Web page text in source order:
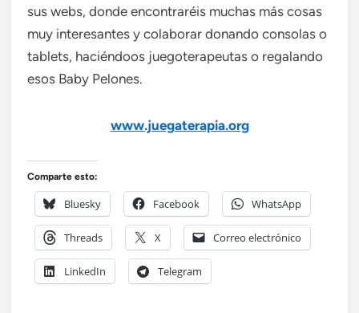
sus webs, donde encontraréis muchas más cosas
muy interesantes y colaborar donando consolas o
tablets, haciéndoos juegoterapeutas o regalando
esos Baby Pelones.
www.juegaterapia.org
Comparte esto:
Bluesky Facebook WhatsApp
Threads X Correo electrónico
LinkedIn Telegram